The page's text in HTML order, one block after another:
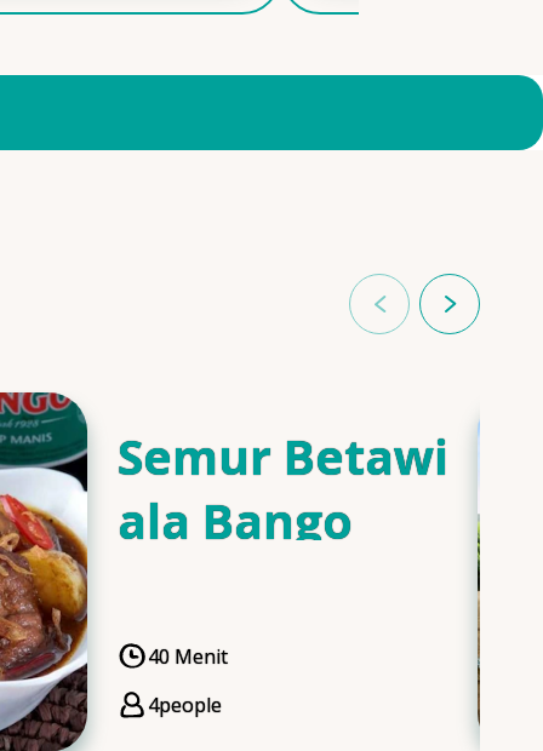
Semur Betawi
ala Bango
CookingTime
40 Menit
Servings
4people